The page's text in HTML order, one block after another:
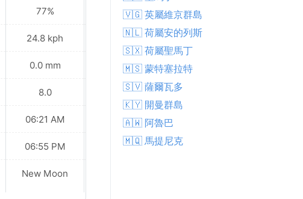
77%
24.8 kph
0.0 mm
8.0
06:21 AM
06:55 PM
New Moon
77%
25.9 kph
0.1 mm
8.0
06:21 AM
06:54 PM
🇻🇬 英屬維京群島
🇳🇱 荷屬安的列斯
🇸🇽 荷屬聖馬丁
🇲🇸 蒙特塞拉特
🇸🇻 薩爾瓦多
🇰🇾 開曼群島
🇦🇼 阿魯巴
🇲🇶 馬提尼克